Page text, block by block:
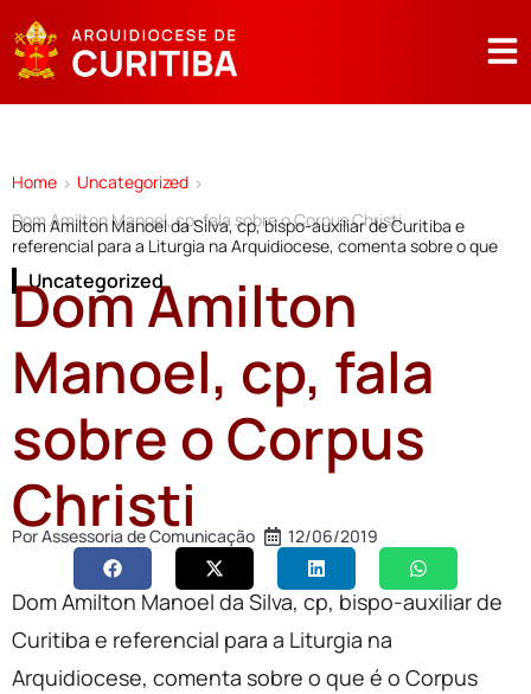
Home > Uncategorized >
Dom Amilton Manoel, cp, fala sobre o Corpus Christi
Dom Amilton Manoel da Silva, cp, bispo-auxiliar de Curitiba e
referencial para a Liturgia na Arquidiocese, comenta sobre o que
Uncategorized
Dom Amilton
Manoel, cp, fala
sobre o Corpus
Christi
PorAssessoria de Comunicação 12/06/2019
Dom Amilton Manoel da Silva, cp, bispo-auxiliar de
Curitiba e referencial para a Liturgia na
Arquidiocese, comenta sobre o que é o Corpus